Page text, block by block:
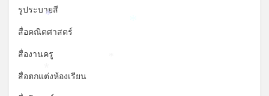
รูประบายสี
สื่อคณิตศาสตร์
สื่องานครู
สื่อตกแต่งห้องเรียน
*
*